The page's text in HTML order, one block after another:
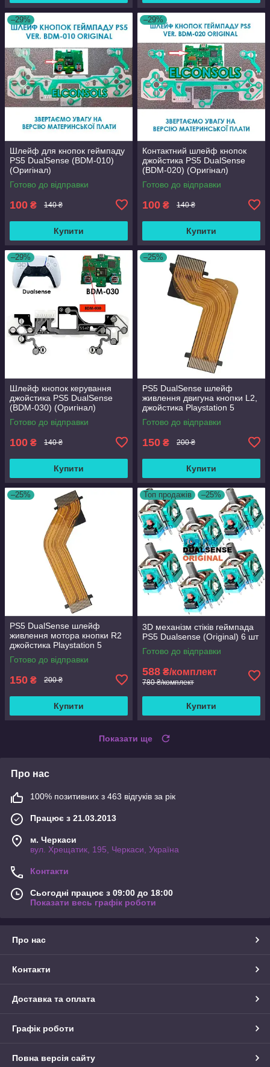
–29%
Шлейф для кнопок геймпаду
PS5 DualSense (BDM-010)
(Оригінал)
Готово до відправки
100 ₴ 140 ₴
Купити
–29%
Контактний шлейф кнопок
джойстика PS5 DualSense
(BDM-020) (Оригінал)
Готово до відправки
100 ₴ 140 ₴
Купити
–29%
Шлейф кнопок керування
джойстика PS5 DualSense
(BDM-030) (Оригінал)
Готово до відправки
100 ₴ 140 ₴
Купити
–25%
PS5 DualSense шлейф
живлення двигуна кнопки L2,
джойстика Playstation 5
Готово до відправки
150 ₴ 200 ₴
Купити
–25%
PS5 DualSense шлейф
живлення мотора кнопки R2
джойстика Playstation 5
Готово до відправки
150 ₴ 200 ₴
Купити
Топ продажів –25%
3D механізм стіків геймпада
PS5 Dualsense (Original) 6 шт
Готово до відправки
588 ₴/комплект
780 ₴/комплект
Купити
Показати ще
Про нас
100% позитивних з 463 відгуків за рік
Працює з 21.03.2013
м. Черкаси
вул. Хрещатик, 195, Черкаси, Україна
Контакти
Сьогодні працює з 09:00 до 18:00
Показати весь графік роботи
Про нас
Контакти
Доставка та оплата
Графік роботи
Повна версія сайту